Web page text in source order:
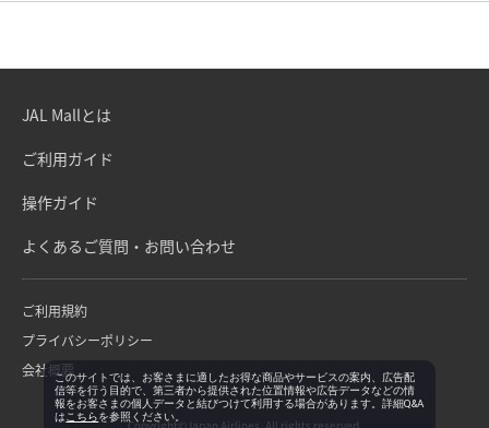
JAL Mallとは
ご利用ガイド
操作ガイド
よくあるご質問・お問い合わせ
ご利用規約
プライバシーポリシー
会社概要このサイトでは、お客さまに適したお得な商品やサービスの案内、広告配
信等を行う目的で、第三者から提供された位置情報や広告データなどの情
報をお客さまの個人データと結びつけて利用する場合があります。詳細Q&A
は こちらを参照ください。